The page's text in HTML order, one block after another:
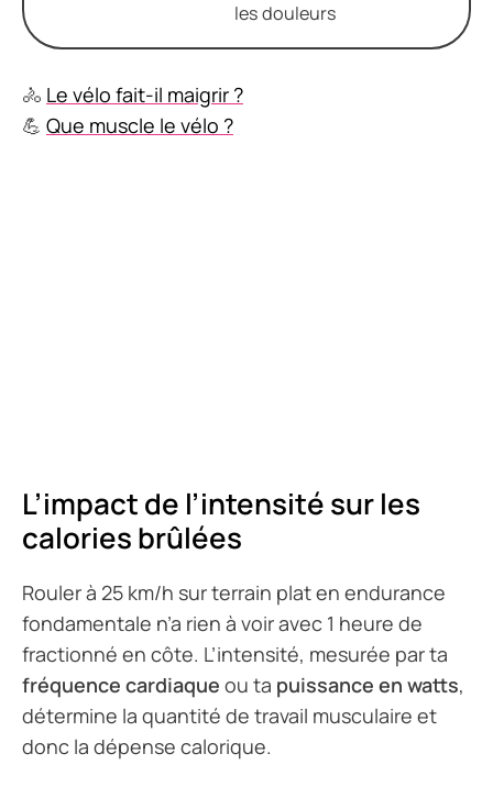
les douleurs
🚴 Le vélo fait-il maigrir ?
💪 Que muscle le vélo ?
L’impact de l’intensité sur les
calories brûlées
Rouler à 25 km/h sur terrain plat en endurance
fondamentale n’a rien à voir avec 1 heure de
fractionné en côte. L’intensité, mesurée par ta
fréquence cardiaque ou ta puissance en watts,
détermine la quantité de travail musculaire et
donc la dépense calorique.